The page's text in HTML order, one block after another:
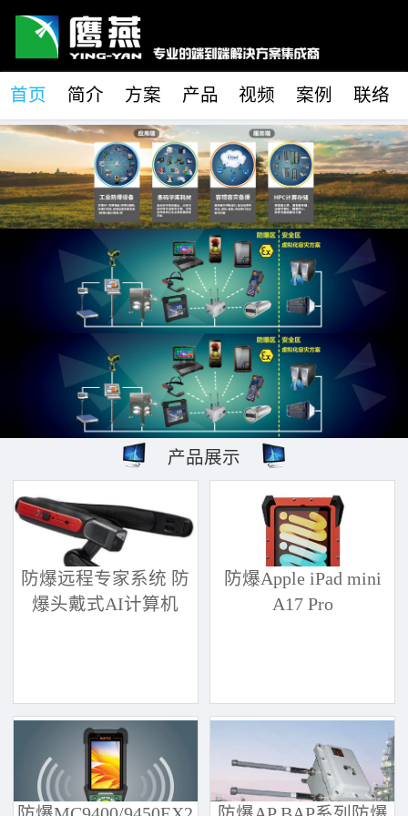
首页 简介 方案 产品 视频 案例 联络
产品展示
防爆远程专家系统 防
爆头戴式AI计算机
防爆Apple iPad mini
A17 Pro